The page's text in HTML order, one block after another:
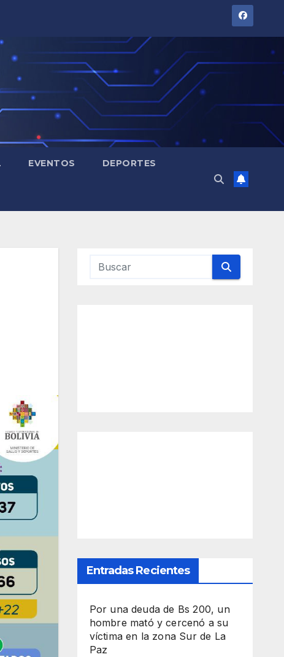
EVENTOS DEPORTES
Entradas Recientes
Por una deuda de Bs 200, un
hombre mató y cercenó a su
víctima en la zona Sur de La
Paz